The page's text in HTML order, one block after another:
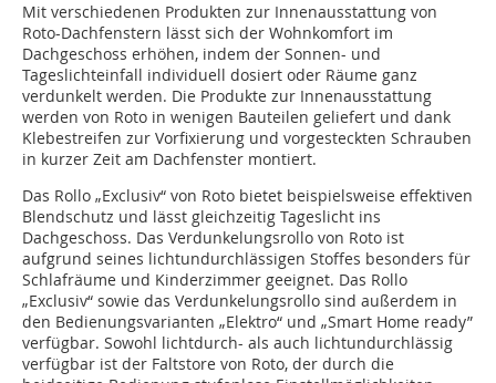
Mit verschiedenen Produkten zur Innenausstattung von
Roto-Dachfenstern lässt sich der Wohnkomfort im
Dachgeschoss erhöhen, indem der Sonnen- und
Tageslichteinfall individuell dosiert oder Räume ganz
verdunkelt werden. Die Produkte zur Innenausstattung
werden von Roto in wenigen Bauteilen geliefert und dank
Klebestreifen zur Vorfixierung und vorgesteckten Schrauben
in kurzer Zeit am Dachfenster montiert.
Das Rollo „Exclusiv“ von Roto bietet beispielsweise effektiven
Blendschutz und lässt gleichzeitig Tageslicht ins
Dachgeschoss. Das Verdunkelungsrollo von Roto ist
aufgrund seines lichtundurchlässigen Stoffes besonders für
Schlafräume und Kinderzimmer geeignet. Das Rollo
„Exclusiv“ sowie das Verdunkelungsrollo sind außerdem in
den Bedienungsvarianten „Elektro“ und „Smart Home ready”
verfügbar. Sowohl lichtdurch- als auch lichtundurchlässig
verfügbar ist der Faltstore von Roto, der durch die